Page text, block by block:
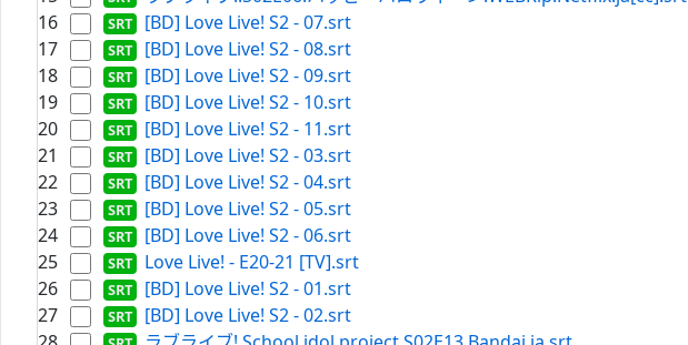
16
[BD] Love Live! S2 - 07.srt
17
[BD] Love Live! S2 - 08.srt
18
[BD] Love Live! S2 - 09.srt
19
[BD] Love Live! S2 - 10.srt
20
[BD] Love Live! S2 - 11.srt
21
[BD] Love Live! S2 - 03.srt
22
[BD] Love Live! S2 - 04.srt
23
[BD] Love Live! S2 - 05.srt
24
[BD] Love Live! S2 - 06.srt
25
Love Live! - E20-21 [TV].srt
26
[BD] Love Live! S2 - 01.srt
27
[BD] Love Live! S2 - 02.srt